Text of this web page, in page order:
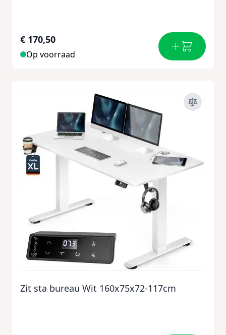
€ 170,50
Op voorraad
Zit sta bureau Wit 160x75x72-117cm